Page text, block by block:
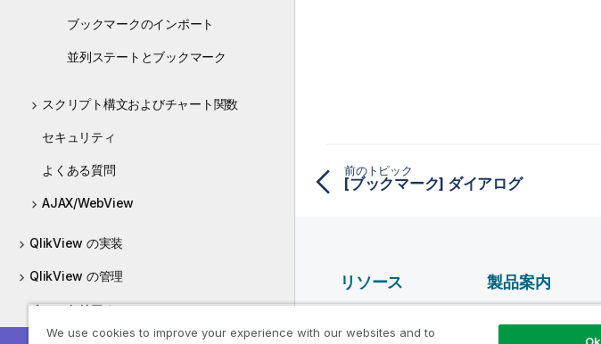
ブックマークのインポート
並列ステートとブックマーク
スクリプト構文およびチャート関数
セキュリティ
よくある質問
AJAX/WebView
QlikView の実装
QlikView の管理
チュートリアル
前のトピック
[ブックマーク] ダイアログ
リソース
Qlik Developer
製品案内
品質
We use cookies to improve your experience with our websites and to